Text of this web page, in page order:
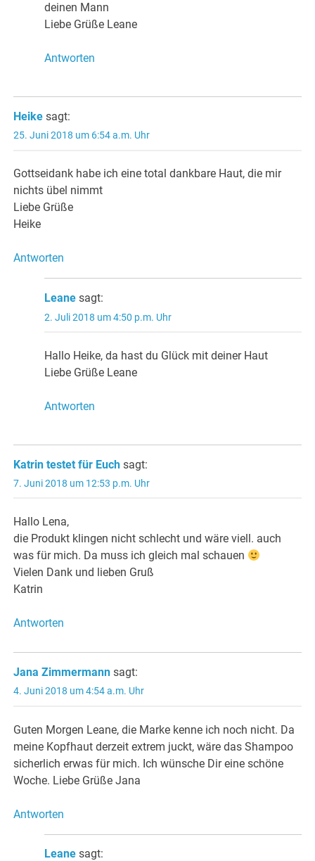
deinen Mann
Liebe Grüße Leane
Antworten
Heike sagt:
25. Juni 2018 um 6:54 a.m. Uhr
Gottseidank habe ich eine total dankbare Haut, die mir
nichts übel nimmt
Liebe Grüße
Heike
Antworten
Leane sagt:
2. Juli 2018 um 4:50 p.m. Uhr
Hallo Heike, da hast du Glück mit deiner Haut
Liebe Grüße Leane
Antworten
Katrin testet für Euch sagt:
7. Juni 2018 um 12:53 p.m. Uhr
Hallo Lena,
die Produkt klingen nicht schlecht und wäre viell. auch
was für mich. Da muss ich gleich mal schauen
Vielen Dank und lieben Gruß
Katrin
Antworten
Jana Zimmermann sagt:
4. Juni 2018 um 4:54 a.m. Uhr
Guten Morgen Leane, die Marke kenne ich noch nicht. Da
meine Kopfhaut derzeit extrem juckt, wäre das Shampoo
sicherlich erwas für mich. Ich wünsche Dir eine schöne
Woche. Liebe Grüße Jana
Antworten
Leane sagt: